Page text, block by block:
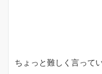
ちょっと難しく言って